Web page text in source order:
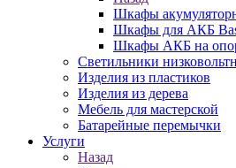
Шкафы
Шкафы для АКБ
Шкафы АКБ на
Светильники
Изделия из пластиков
Изделия из дерева
Мебель для мастерской
Батарейные перемычки
Услуги
Назад